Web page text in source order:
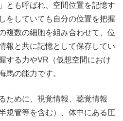
とも呼ばれ、空間位置を記憶す
をしていても自分の位置を把握
複数の細胞を組み合わせて、位
報と共に記憶として保存してい
する力やVR（仮想空間におけ
馬の能力です。
ために、視覚情報、聴覚情報
規管等を含む）、体中にある圧